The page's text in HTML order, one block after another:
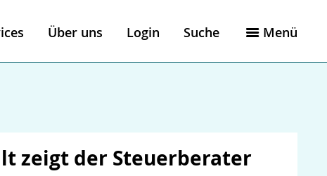
Über uns Login Suche Menü
zeigt der Steuerberater